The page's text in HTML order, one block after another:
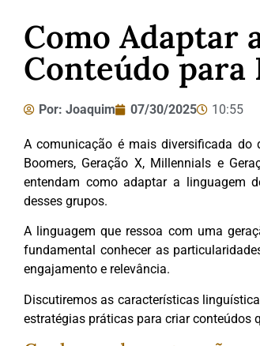
Como Adaptar
Conteúdo para
Por: Joaquim 07/30/2025 10:55
A comunicação é mais diversificada do
Boomers, Geração X, Millennials e
entendam como adaptar a linguagem
desses grupos.
A linguagem que ressoa com uma
fundamental conhecer as
engajamento e relevância.
Discutiremos as características
estratégias práticas para criar conteúdos